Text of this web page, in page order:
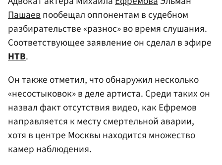
Пашаевпообещал оппонентам в судебном
разбирательстве «разнос» во время слушания.
Соответствующее заявление он сделал в эфире
НТВ.
Он также отметил, что обнаружил несколько
«несостыковок» в деле артиста. Среди таких он
назвал факт отсутствия видео, как Ефремов
направляется к месту смертельной аварии,
хотя в центре Москвы находится множество
камер наблюдения.